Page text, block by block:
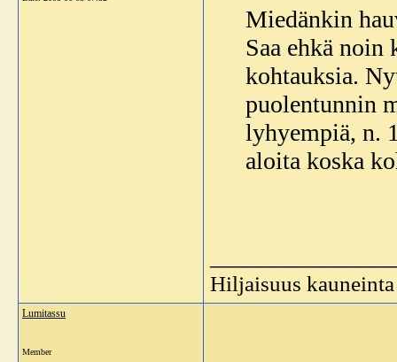
Miedänkin
Saa ehkä noin
kohtauksia.
puolentunnin
lyhyempiä, n.
aloita koska
Hiljaisuus
Lumitassu
Member